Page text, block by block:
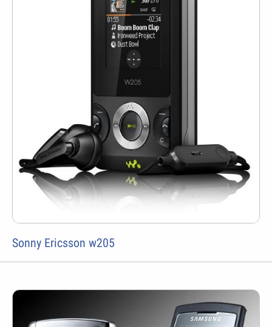
Sonny Ericsson w205